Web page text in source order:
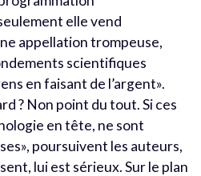
elle vend
appellation trompeuse,
scientifiques
en faisant de l’argent».
? Non point du tout. Si ces
en tête, ne sont
poursuivent les auteurs,
lui est sérieux. Sur le plan